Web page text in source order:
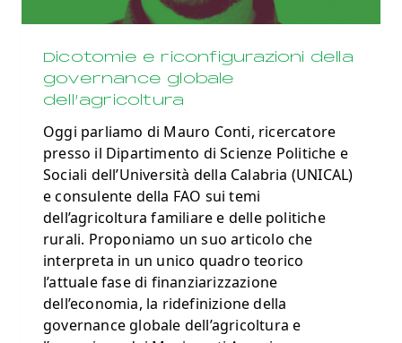
Dicotomie e riconfigurazioni della
governance globale
dell’agricoltura
Oggi parliamo di Mauro Conti, ricercatore
presso il Dipartimento di Scienze Politiche e
Sociali dell’Università della Calabria (UNICAL)
e consulente della FAO sui temi
dell’agricoltura familiare e delle politiche
rurali. Proponiamo un suo articolo che
interpreta in un unico quadro teorico
l’attuale fase di finanziarizzazione
dell’economia, la ridefinizione della
governance globale dell’agricoltura e